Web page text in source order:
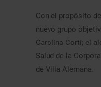
Con el propósito
nuevo grupo
Carolina Corti; el
Salud de la
de Villa Alemana.